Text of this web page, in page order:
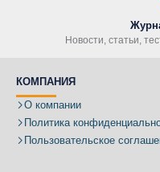
Новости, статьи,
КОМПАНИЯ
О компании
Политика
Пользовательское